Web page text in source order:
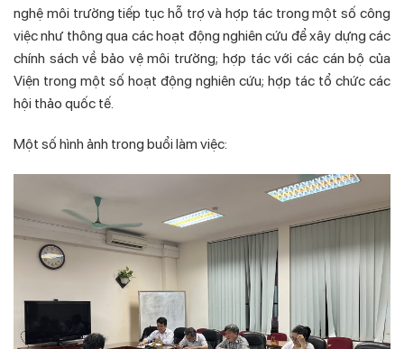
nghệ môi trường tiếp tục hỗ trợ và hợp tác trong một số công
việc như thông qua các hoạt động nghiên cứu để xây dựng các
chính sách về bảo vệ môi trường; hợp tác với các cán bộ của
Viện trong một số hoạt động nghiên cứu; hợp tác tổ chức các
hội thảo quốc tế.
Một số hình ảnh trong buổi làm việc: